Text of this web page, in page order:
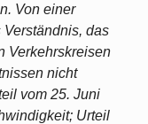
Von einer
das
Verkehrskreisen
nicht
vom 25. Juni
Urteil